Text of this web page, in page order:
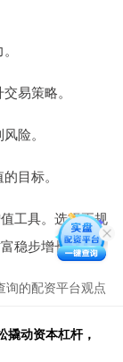
易策略。
险。
目标。
工具。选择正规
稳步增长。
询的配资平台观点
动资本杠杆，